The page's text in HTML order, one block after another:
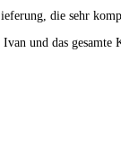
die sehr
und das